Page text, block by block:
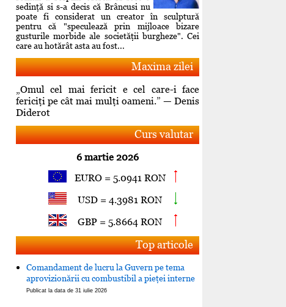
sedinţă si s-a decis că Brâncusi nu
poate fi considerat un creator în sculptură
pentru că "speculează prin mijloace bizare
gusturile morbide ale societăţii burgheze". Cei
care au hotărât asta au fost...
Maxima zilei
„Omul cel mai fericit e cel care-i face
fericiţi pe cât mai mulţi oameni.” — Denis
Diderot
Curs valutar
6 martie 2026
EURO = 5.0941 RON
USD = 4.3981 RON
GBP = 5.8664 RON
Top articole
Comandament de lucru la Guvern pe tema
aprovizionării cu combustibil a pieţei interne
Publicat la data de 31 iulie 2026